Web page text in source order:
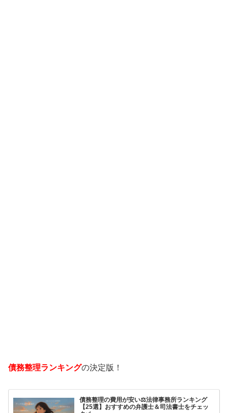
債務整理ランキングの決定版！
債務整理の費用が安い⚖️法律事務所ランキング
【25選】おすすめの弁護士＆司法書士をチェッ